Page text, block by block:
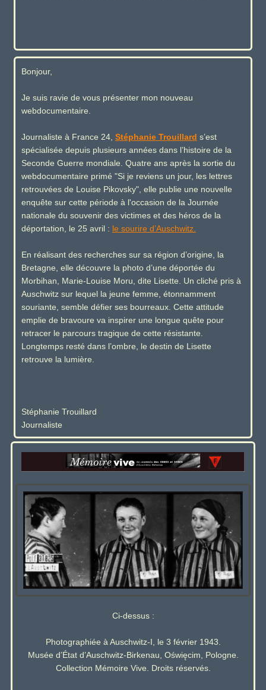
Bonjour,
Je suis ravie de vous présenter mon nouveau
webdocumentaire.
Journaliste à France 24, Stéphanie Trouillard s’est
spécialisée depuis plusieurs années dans l’histoire de la
Seconde Guerre mondiale. Quatre ans après la sortie du
webdocumentaire primé "Si je reviens un jour, les lettres
retrouvées de Louise Pikovsky", elle publie une nouvelle
enquête sur cette période à l'occasion de la Journée
nationale du souvenir des victimes et des héros de la
déportation, le 25 avril : le sourire d’Auschwitz.
En réalisant des recherches sur sa région d’origine, la
Bretagne, elle découvre la photo d’une déportée du
Morbihan, Marie-Louise Moru, dite Lisette. Un cliché pris à
Auschwitz sur lequel la jeune femme, étonnamment
souriante, semble défier ses bourreaux. Cette attitude
emplie de bravoure va inspirer une longue quête pour
retracer le parcours tragique de cette résistante.
Longtemps resté dans l’ombre, le destin de Lisette
retrouve la lumière.
Stéphanie Trouillard
Journaliste
Ci-dessus :
Photographiée à Auschwitz-I, le 3 février 1943.
Musée d’État d’Auschwitz-Birkenau, Oświęcim, Pologne.
Collection Mémoire Vive. Droits réservés.